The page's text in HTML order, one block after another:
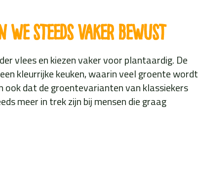
we steeds vaker bewust
vlees en kiezen vaker voor plantaardig. De
kleurrijke keuken, waarin veel groente wordt
ook dat de groentevarianten van klassiekers
meer in trek zijn bij mensen die graag